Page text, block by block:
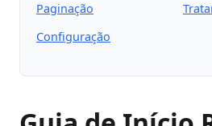
Paginação
Configuração